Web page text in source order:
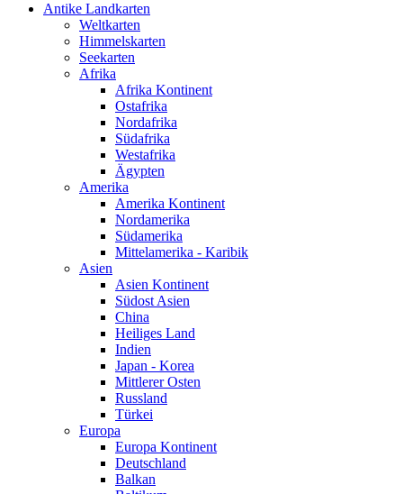
Antike Landkarten
Weltkarten
Himmelskarten
Seekarten
Afrika
Afrika Kontinent
Ostafrika
Nordafrika
Südafrika
Westafrika
Ägypten
Amerika
Amerika Kontinent
Nordamerika
Südamerika
Mittelamerika - Karibik
Asien
Asien Kontinent
Südost Asien
China
Heiliges Land
Indien
Japan - Korea
Mittlerer Osten
Russland
Türkei
Europa
Europa Kontinent
Deutschland
Balkan